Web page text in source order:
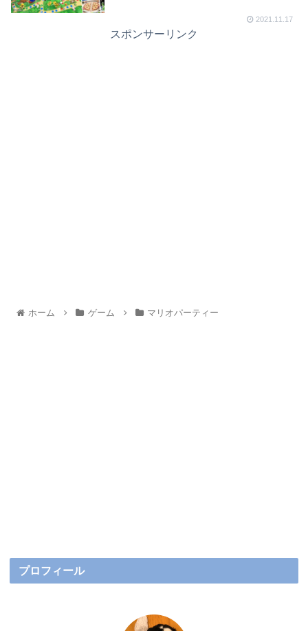
2021.11.17
スポンサーリンク
ホーム ゲーム マリオパーティー
プロフィール